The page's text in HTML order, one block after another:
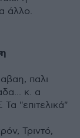
άλλο.
παλι
κ. α
"επιτελικά"
Τριντό,